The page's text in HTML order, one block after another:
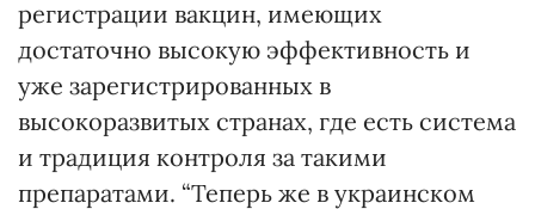
регистрации вакцин, имеющих
достаточно высокую эффективность и
уже зарегистрированных в
высокоразвитых странах, где есть система
и традиция контроля за такими
препаратами. “Теперь же в украинском